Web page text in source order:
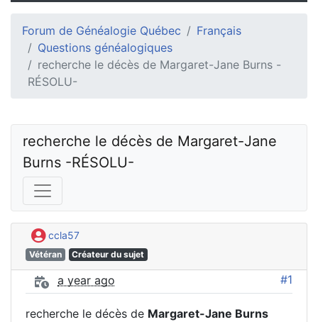
Forum de Généalogie Québec
Français
Questions généalogiques
recherche le décès de Margaret-Jane Burns -
RÉSOLU-
recherche le décès de Margaret-Jane
Burns -RÉSOLU-
ccla57
Vétéran Créateur du sujet
a year ago #1
recherche le décès de Margaret-Jane Burns